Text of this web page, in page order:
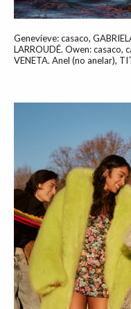
Genevieve: casaco,
LARROUDÉ. Owen: casaco,
VENETA. Anel (no anelar),